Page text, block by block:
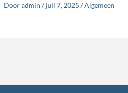
Door admin /juli 7, 2025 /Algemeen